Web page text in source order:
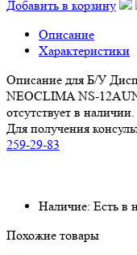
Добавить в корзину
Описание
Характеристики
Описание для Б/У
NEOCLIMA NS-12AUN
отсутствует в наличии.
Для получения
259-29-83
Наличие: Есть в
Похожие товары